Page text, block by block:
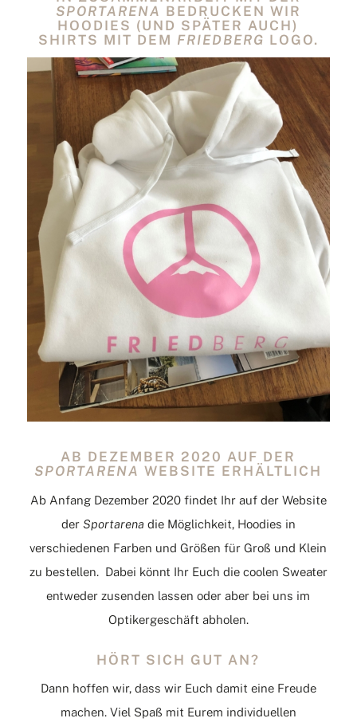
SPORTARENA BEDRUCKEN WIR
HOODIES (UND SPÄTER AUCH)
SHIRTS MIT DEM FRIEDBERG LOGO.
AB DEZEMBER 2020 AUF DER
SPORTARENA WEBSITE ERHÄLTLICH
Ab Anfang Dezember 2020 findet Ihr auf der Website
der Sportarena die Möglichkeit, Hoodies in
verschiedenen Farben und Größen für Groß und Klein
zu bestellen. Dabei könnt Ihr Euch die coolen Sweater
entweder zusenden lassen oder aber bei uns im
Optikergeschäft abholen.
HÖRT SICH GUT AN?
Dann hoffen wir, dass wir Euch damit eine Freude
machen. Viel Spaß mit Eurem individuellen